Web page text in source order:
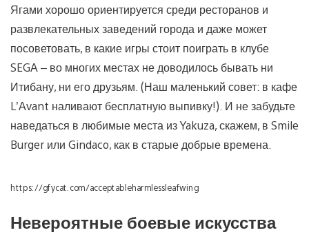
Ягами хорошо ориентируется среди ресторанов и
развлекательных заведений города и даже может
посоветовать, в какие игры стоит поиграть в клубе
SEGA – во многих местах не доводилось бывать ни
Итибану, ни его друзьям. (Наш маленький совет: в кафе
L’Avant наливают бесплатную выпивку!). И не забудьте
наведаться в любимые места из Yakuza, скажем, в Smile
Burger или Gindaco, как в старые добрые времена.
https://gfycat.com/acceptableharmlessleafwing
Невероятные боевые искусства